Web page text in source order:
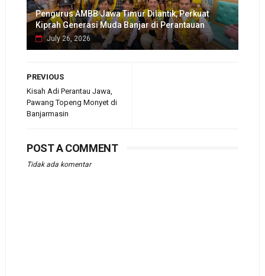
Pengurus AMBB Jawa Timur Dilantik, Perkuat
Kiprah Generasi Muda Banjar di Perantauan
July 26, 2026
PREVIOUS
Kisah Adi Perantau Jawa,
Pawang Topeng Monyet di
Banjarmasin
POST A COMMENT
Tidak ada komentar